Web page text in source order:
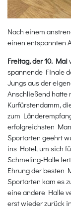
Nach einem
einen entspannten
Freitag, der 10. Mai
spannende Finale
Jungs aus der
Anschließend hatte
Kurfürstendamm,
zum
erfolgreichsten
Sportarten geehrt
ins Hotel, um sich
Schmeling-Halle
Ehrung der besten
Sportarten kam es
eine andere Halle
erst wieder zurück